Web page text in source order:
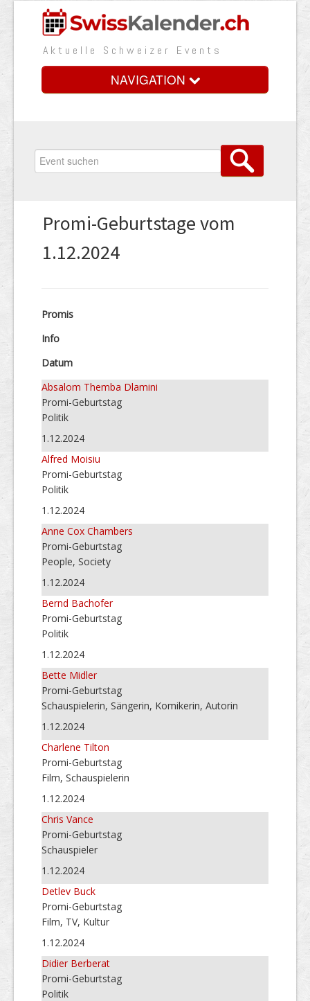
Aktuelle Schweizer Events
NAVIGATION
Vorteile
Medienbooster
Promi-Geburtstage vom
1.12.2024
Promis
Info
Datum
Absalom Themba Dlamini
Promi-Geburtstag
Politik
1.12.2024
Alfred Moisiu
Promi-Geburtstag
Politik
1.12.2024
Anne Cox Chambers
Promi-Geburtstag
People, Society
1.12.2024
Bernd Bachofer
Promi-Geburtstag
Politik
1.12.2024
Bette Midler
Promi-Geburtstag
Schauspielerin, Sängerin, Komikerin, Autorin
1.12.2024
Charlene Tilton
Promi-Geburtstag
Film, Schauspielerin
1.12.2024
Chris Vance
Promi-Geburtstag
Schauspieler
1.12.2024
Detlev Buck
Promi-Geburtstag
Film, TV, Kultur
1.12.2024
Didier Berberat
Promi-Geburtstag
Politik